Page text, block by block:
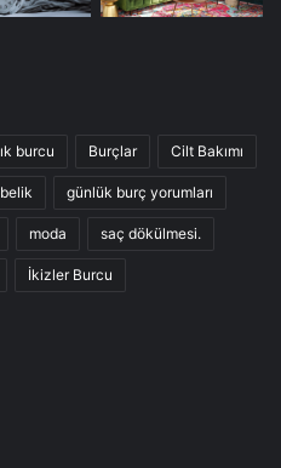
burcu Burçlar Cilt Bakımı
günlük burç yorumları
moda saç dökülmesi.
İkizler Burcu